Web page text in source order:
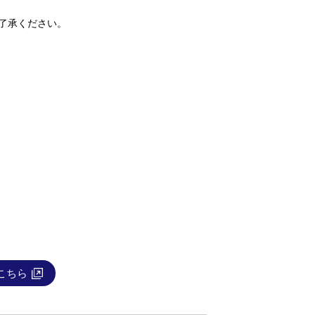
ください。
ちら